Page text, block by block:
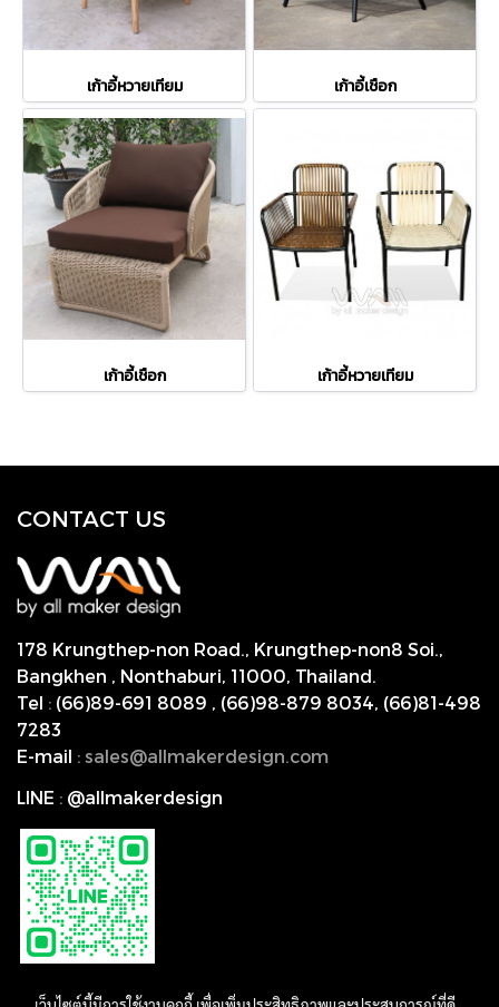
เก้าอี้หวายเทียม เก้าอี้เชือก
เก้าอี้เชือก เก้าอี้หวายเทียม
CONTACT US
178 Krungthep-non Road., Krungthep-non8 Soi.,
Bangkhen , Nonthaburi, 11000, Thailand.
Tel : (66)89-691 8089 , (66)98-879 8034, (66)81-498
7283
E-mail : sales@allmakerdesign.com
LINE : @allmakerdesign